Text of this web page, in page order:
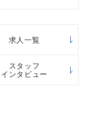
求人一覧
スタッフ
インタビュー